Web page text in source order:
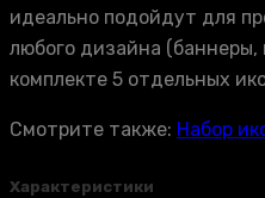
идеально подойдут для
любого дизайна (баннеры,
комплекте 5 отдельных
Смотрите также: Набор
Характеристики